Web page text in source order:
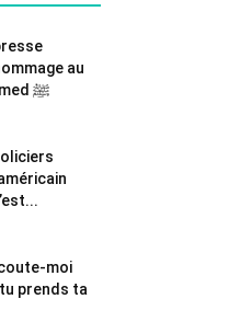
au
Prophète Mohammed ﷺ
moi
prends ta